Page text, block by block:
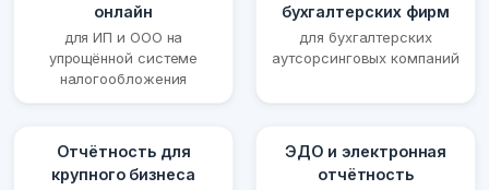
онлайн
для ИП и ООО на
упрощённой системе
налогообложения
бухгалтерских фирм
для бухгалтерских
аутсорсинговых компаний
Отчётность для
крупного бизнеса
ЭДО и электронная
отчётность